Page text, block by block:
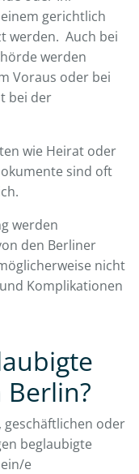
gerichtlich
werden. Auch bei
werden
Voraus oder bei
bei der
wie Heirat oder
sind oft
werden
den Berliner
nicht
Komplikationen
geschäftlichen oder
beglaubigte
e